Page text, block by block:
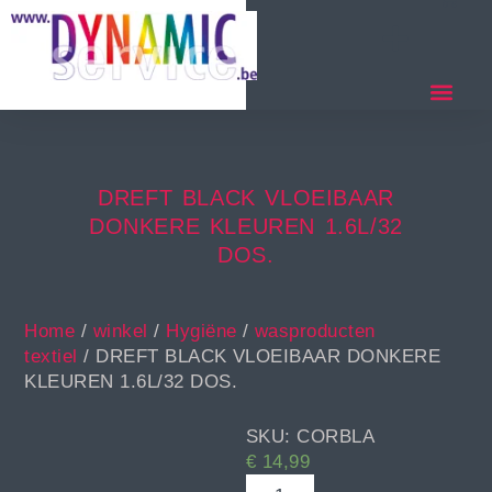
DREFT BLACK VLOEIBAAR
DONKERE KLEUREN 1.6L/32
DOS.
Home / winkel / Hygiëne / wasproducten
textiel / DREFT BLACK VLOEIBAAR DONKERE
KLEUREN 1.6L/32 DOS.
SKU: CORBLA
€ 14,99